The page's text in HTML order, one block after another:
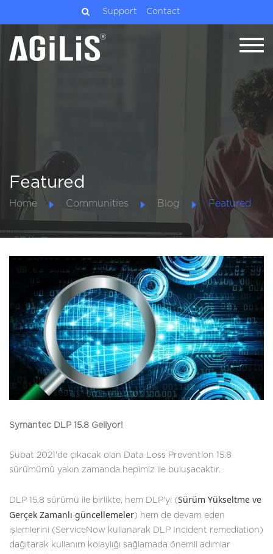
Support Contact
Featured
Home Communities Blog Featured
Symantec DLP 15.8 Geliyor!
Şubat 2021'de çıkacak olan Data Loss Prevention 15.8
sürümümü yakın zamanda hepimiz ile buluşacaktır.
DLP 15.8 sürümü ile birlikte, hem DLP'yi (Sürüm Yükseltme ve
Gerçek Zamanlı güncellemeler) hem de devam eden
işlemlerini (ServiceNow kullanarak DLP Incident remediation)
dağıtarak kullanım kolaylığı sağlamada önemli adımlar